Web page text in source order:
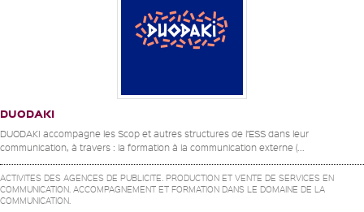
DUODAKI
DUODAKI accompagne les Scop et autres structures de l’ESS dans leur
communication, à travers : la formation à la communication externe (...
ACTIVITES DES AGENCES DE PUBLICITE. PRODUCTION ET VENTE DE SERVICES EN
COMMUNICATION. ACCOMPAGNEMENT ET FORMATION DANS LE DOMAINE DE LA
COMMUNICATION.